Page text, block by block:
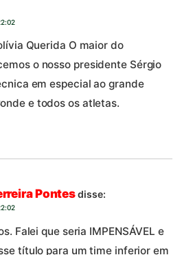
Querida O maior do
o nosso presidente Sérgio
em especial ao grande
e todos os atletas.
Pontesdisse:
Falei que seria IMPENSÁVEL e
título para um time inferior em